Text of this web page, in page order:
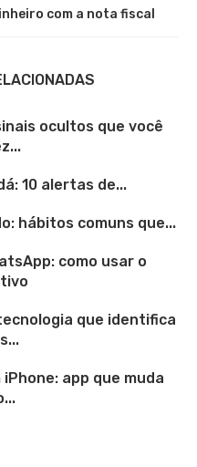
com a nota fiscal
ocultos que você
10 alertas de...
hábitos comuns que...
como usar o
que identifica
app que muda